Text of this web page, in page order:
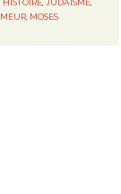
HISTOIRE JUDAÏSME
MEUR MOSES